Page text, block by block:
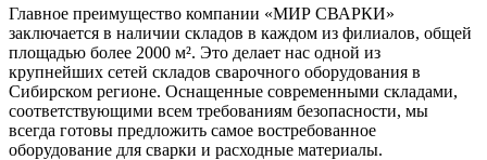
Главное преимущество компании «МИР СВАРКИ»
заключается в наличии складов в каждом из филиалов, общей
площадью более 2000 м². Это делает нас одной из
крупнейших сетей складов сварочного оборудования в
Сибирском регионе. Оснащенные современными складами,
соответствующими всем требованиям безопасности, мы
всегда готовы предложить самое востребованное
оборудование для сварки и расходные материалы.